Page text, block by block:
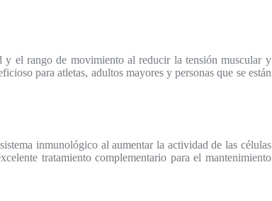
el rango de movimiento al reducir la tensión muscular y
para atletas, adultos mayores y personas que se están
inmunológico al aumentar la actividad de las células
tratamiento complementario para el mantenimiento